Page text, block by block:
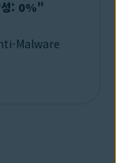
성: 0%"
Malware